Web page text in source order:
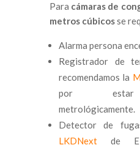
Para cámaras de
metros cúbicosse
Alarma persona
Registrador de
recomendamos la
por estar
metrológicamente.
Detector de
LKDNextde